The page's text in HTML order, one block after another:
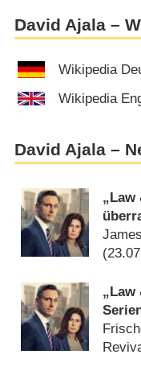
David Ajala –
Wikipedia
Wikipedia
David Ajala –
„Law
(
„Law